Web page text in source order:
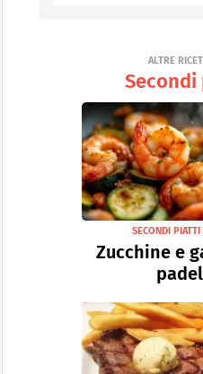
ALTRE
SECONDI PIATTI
Zucchine e